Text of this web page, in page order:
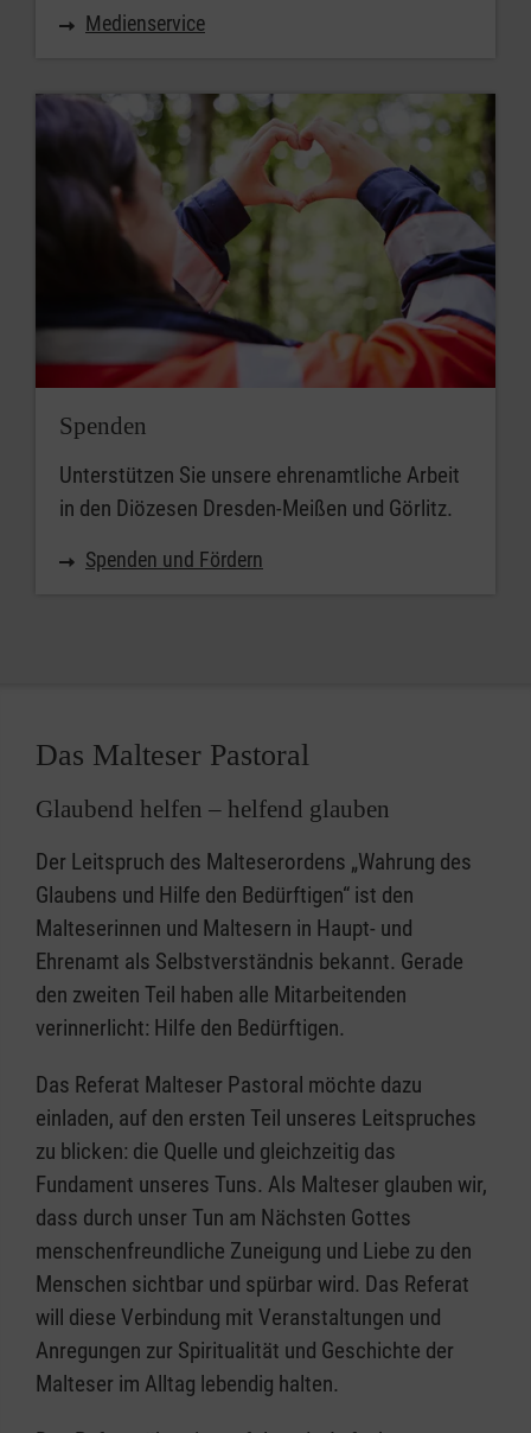
Medienservice
Spenden
Unterstützen Sie unsere ehrenamtliche Arbeit
in den Diözesen Dresden-Meißen und Görlitz.
Spenden und Fördern
Das Malteser Pastoral
Glaubend helfen – helfend glauben
Der Leitspruch des Malteserordens „Wahrung des
Glaubens und Hilfe den Bedürftigen“ ist den
Malteserinnen und Maltesern in Haupt- und
Ehrenamt als Selbstverständnis bekannt. Gerade
den zweiten Teil haben alle Mitarbeitenden
verinnerlicht: Hilfe den Bedürftigen.
Das Referat Malteser Pastoral möchte dazu
einladen, auf den ersten Teil unseres Leitspruches
zu blicken: die Quelle und gleichzeitig das
Fundament unseres Tuns. Als Malteser glauben wir,
dass durch unser Tun am Nächsten Gottes
menschenfreundliche Zuneigung und Liebe zu den
Menschen sichtbar und spürbar wird. Das Referat
will diese Verbindung mit Veranstaltungen und
Anregungen zur Spiritualität und Geschichte der
Malteser im Alltag lebendig halten.